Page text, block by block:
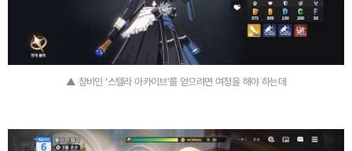
▲ 장비인 '스텔라 아카이브'를 얻으려면 여정을 해야 하는데